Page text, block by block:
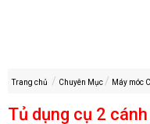
Trang chủ Chuyên Mục Máy móc
Tủ dụng cụ 2